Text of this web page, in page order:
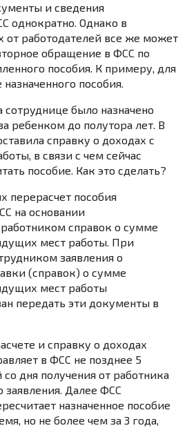
и сведения
однократно. Однако в
от работодателей все же может
обращение в ФСС по
пособия. К примеру, для
пособия.
сотруднице было назначено
ребенком до полутора лет. В
справку о доходах с
в связи с чем сейчас
пособие. Как это сделать?
перерасчет пособия
на основании
справок о сумме
мест работы. При
заявления о
(справок) о сумме
мест работы
передать эти документы в
и справку о доходах
в ФСС не позднее 5
дня получения от работника
заявления. Далее ФСС
назначенное пособие
но не более чем за 3 года,